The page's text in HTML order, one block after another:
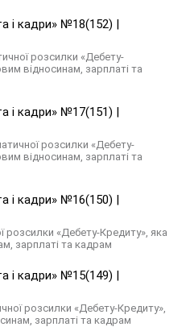
і кадри» №18(152) |
розсилки «Дебету-
відносинам, зарплаті та
і кадри» №17(151) |
розсилки «Дебету-
відносинам, зарплаті та
і кадри» №16(150) |
розсилки «Дебету-Кредиту», яка
зарплаті та кадрам
і кадри» №15(149) |
розсилки «Дебету-Кредиту»,
зарплаті та кадрам